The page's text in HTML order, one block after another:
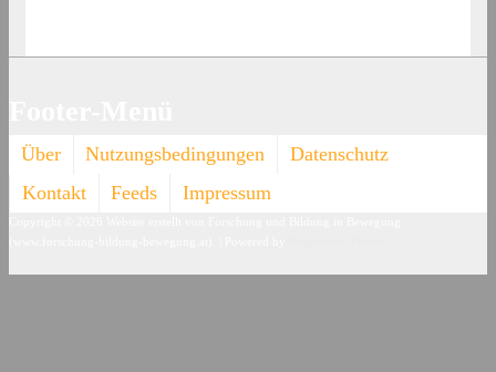
Über Nutzungsbedingungen
Datenschutz
Kontakt
Feeds Impressum